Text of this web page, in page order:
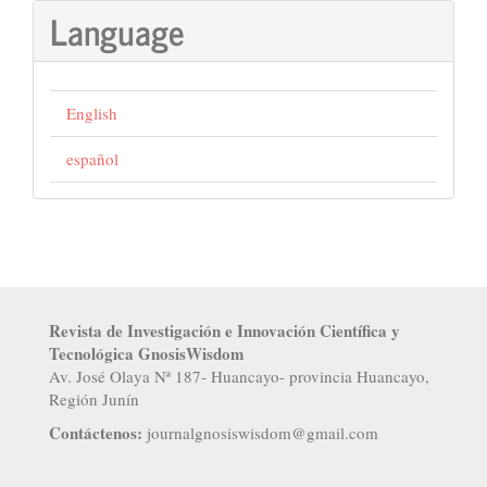
Language
English
español
Revista de Investigación e Innovación Científica y
Tecnológica GnosisWisdom
Av. José Olaya Nª 187- Huancayo- provincia Huancayo,
Región Junín
Contáctenos: journalgnosiswisdom@gmail.com